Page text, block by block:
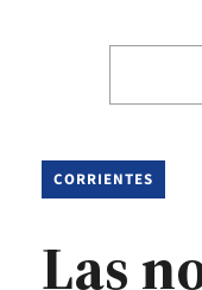
CORRIENTES
Las